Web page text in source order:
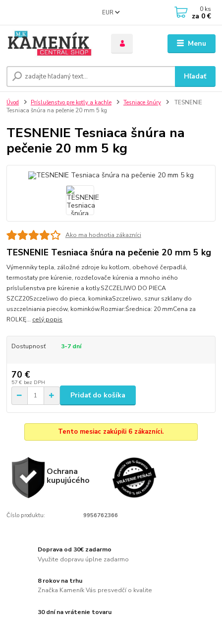
Menu
EUR
Hľadať
0 ks
za 0 €
Úvod Príslušenstvo pre kotly a kachle Tesniace šnúry
TESNENIE
Tesniaca šnúra na pečenie 20 mm 5 kg
TESNENIE Tesniaca šnúra na
pečenie 20 mm 5 kg
Ako ma hodnotia zákazníci
TESNENIE Tesniaca šnúra na pečenie 20 mm 5 kg
Výmenniky tepla, záložné zdroje ku kotlom, obehové čerpadlá,
termostaty pre kúrenie, rozdeľovače kúrenia a mnoho iného
príslušenstva pre kúrenie a kotly.SZCZELIWO DO PIECA
SZCZ20Szczeliwo do pieca, kominkaSzczeliwo, sznur szklany do
uszczelniania pieców, kominków.Rozmiar:Średnica: 20 mmCena za
ROLKĘ... celý popis
Dostupnosť 3-7 dní
70 €
57 € bez DPH
Pridať do košíka
Tento mesiac zakúpili 6 zákazníci.
Ochrana
kupujúcého
Číslo produktu: 9956762366
Doprava od 30€ zadarmo
Využite dopravu úplne zadarmo
8 rokov na trhu
Značka Kameník Vás presvedčí o kvalite
30 dní na vrátenie tovaru